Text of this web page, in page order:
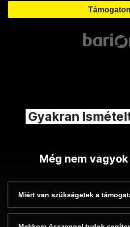
Gyakran
Még nem
Miért van szükségetek a